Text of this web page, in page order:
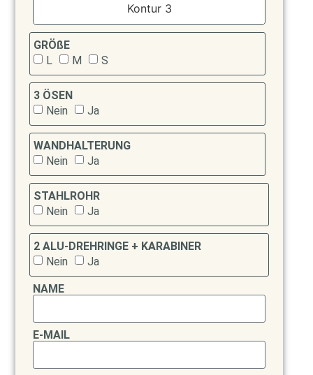
Kontur 3
GRÖßE
L
M S
3 ÖSEN
Nein
Ja
WANDHALTERUNG
Nein
Ja
STAHLROHR
Nein
Ja
2 ALU-DREHRINGE + KARABINER
Nein
Ja
NAME
E-MAIL